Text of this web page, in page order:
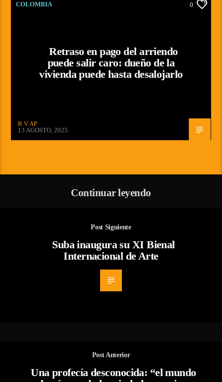
COLOMBIA 0
Retraso en pago del arriendo
puede salir caro: dueño de la
vivienda puede hasta desalojarlo
R V AP
13 AGOSTO, 2025
Continuar leyendo
Post Siguiente
Suba inaugura su XI Bienal
Internacional de Arte
Post Anterior
Una profecía desconocida: “el mundo